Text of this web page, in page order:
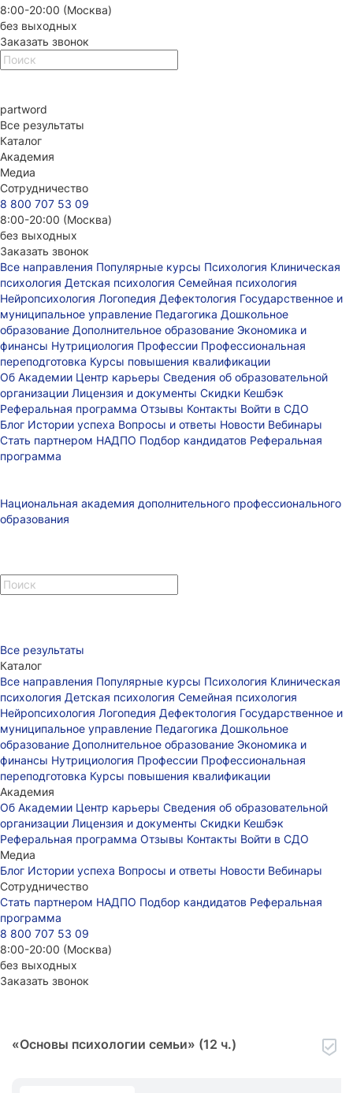
8:00-20:00 (Москва)
без выходных
Заказать звонок
partword
Все результаты
Каталог
Академия
Медиа
Сотрудничество
8 800 707 53 09
8:00-20:00 (Москва)
без выходных
Заказать звонок
Все направления Популярные курсы Психология Клиническая
психология Детская психология Семейная психология
Нейропсихология Логопедия Дефектология Государственное и
муниципальное управление Педагогика Дошкольное
образование Дополнительное образование Экономика и
финансы Нутрициология Профессии Профессиональная
переподготовка Курсы повышения квалификации
Об Академии Центр карьеры Сведения об образовательной
организации Лицензия и документы Скидки Кешбэк
Реферальная программа Отзывы Контакты Войти в СДО
Блог Истории успеха Вопросы и ответы Новости Вебинары
Стать партнером НАДПО Подбор кандидатов Реферальная
программа
Национальная академия дополнительного профессионального
образования
Все результаты
Каталог
Все направления Популярные курсы Психология Клиническая
психология Детская психология Семейная психология
Нейропсихология Логопедия Дефектология Государственное и
муниципальное управление Педагогика Дошкольное
образование Дополнительное образование Экономика и
финансы Нутрициология Профессии Профессиональная
переподготовка Курсы повышения квалификации
Академия
Об Академии Центр карьеры Сведения об образовательной
организации Лицензия и документы Скидки Кешбэк
Реферальная программа Отзывы Контакты Войти в СДО
Медиа
Блог Истории успеха Вопросы и ответы Новости Вебинары
Сотрудничество
Стать партнером НАДПО Подбор кандидатов Реферальная
программа
8 800 707 53 09
8:00-20:00 (Москва)
без выходных
Заказать звонок
«Основы психологии семьи» (12 ч.)